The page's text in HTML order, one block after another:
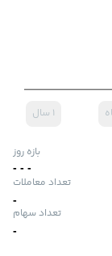
۱ سال
بازه روز
-
-
-
تعداد معاملات
-
تعداد سهام
-